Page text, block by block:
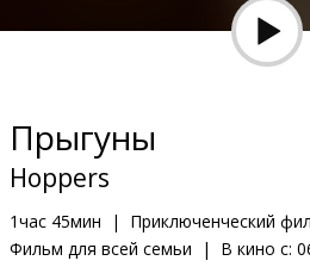
Клуб
Прыгуны
Hoppers
1час 45мин |
Приключенческий
Фильм для всей семьи
| В кино с: